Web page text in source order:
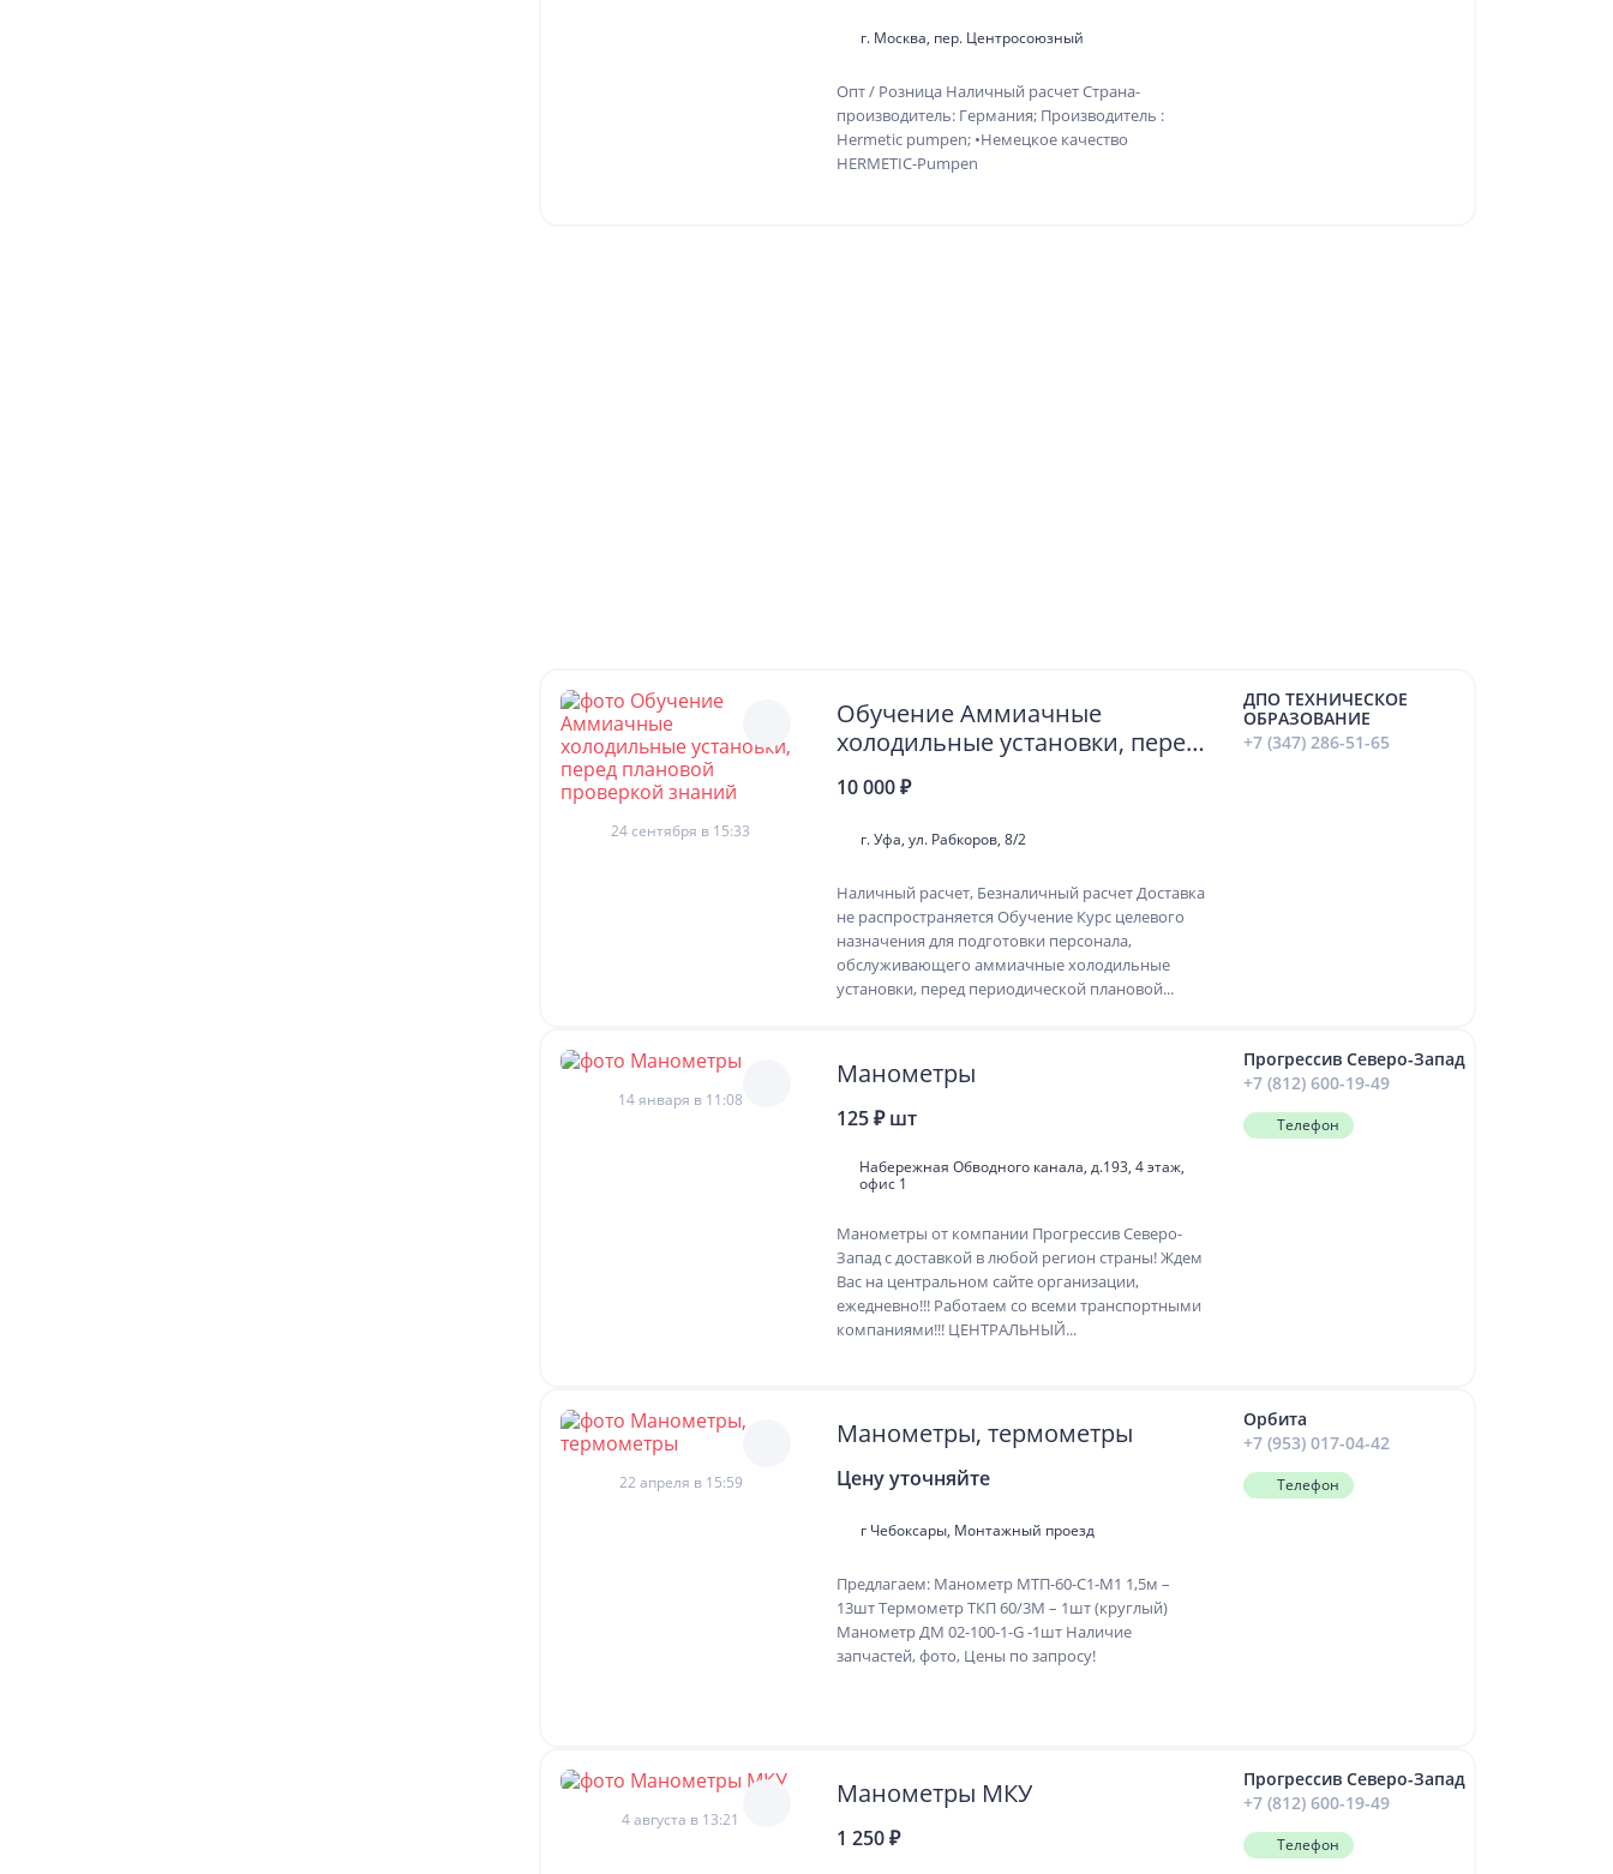
г. Москва, пер. Центросоюзный
Опт / Розница Наличный расчет Страна-
производитель: Германия; Производитель :
Hermetic pumpen; •Немецкое качество
HERMETIC-Pumpen
24 сентября в 15:33
Обучение Аммиачные
холодильные установки, перед
плановой проверкой знаний
10 000 ₽
г. Уфа, ул. Рабкоров, 8/2
Наличный расчет, Безналичный расчет Доставка
не распространяется Обучение Курс целевого
назначения для подготовки персонала,
обслуживающего аммиачные холодильные
установки, перед периодической плановой...
ДПО ТЕХНИЧЕСКОЕ
ОБРАЗОВАНИЕ
+7 (347) 286-51-65
14 января в 11:08
Манометры
125 ₽ шт
Набережная Обводного канала, д.193, 4 этаж,
офис 1
Манометры от компании Прогрессив Северо-
Запад с доставкой в любой регион страны! Ждем
Вас на центральном сайте организации,
ежедневно!!! Работаем со всеми транспортными
компаниями!!! ЦЕНТРАЛЬНЫЙ...
Прогрессив Северо-Запад
+7 (812) 600-19-49
Телефон
22 апреля в 15:59
Манометры, термометры
Цену уточняйте
г Чебоксары, Монтажный проезд
Предлагаем: Манометр МТП-60-С1-М1 1,5м –
13шт Термометр ТКП 60/3М – 1шт (круглый)
Манометр ДМ 02-100-1-G -1шт Наличие
запчастей, фото, Цены по запросу!
Орбита
+7 (953) 017-04-42
Телефон
4 августа в 13:21
Манометры МКУ
1 250 ₽
Прогрессив Северо-Запад
+7 (812) 600-19-49
Телефон